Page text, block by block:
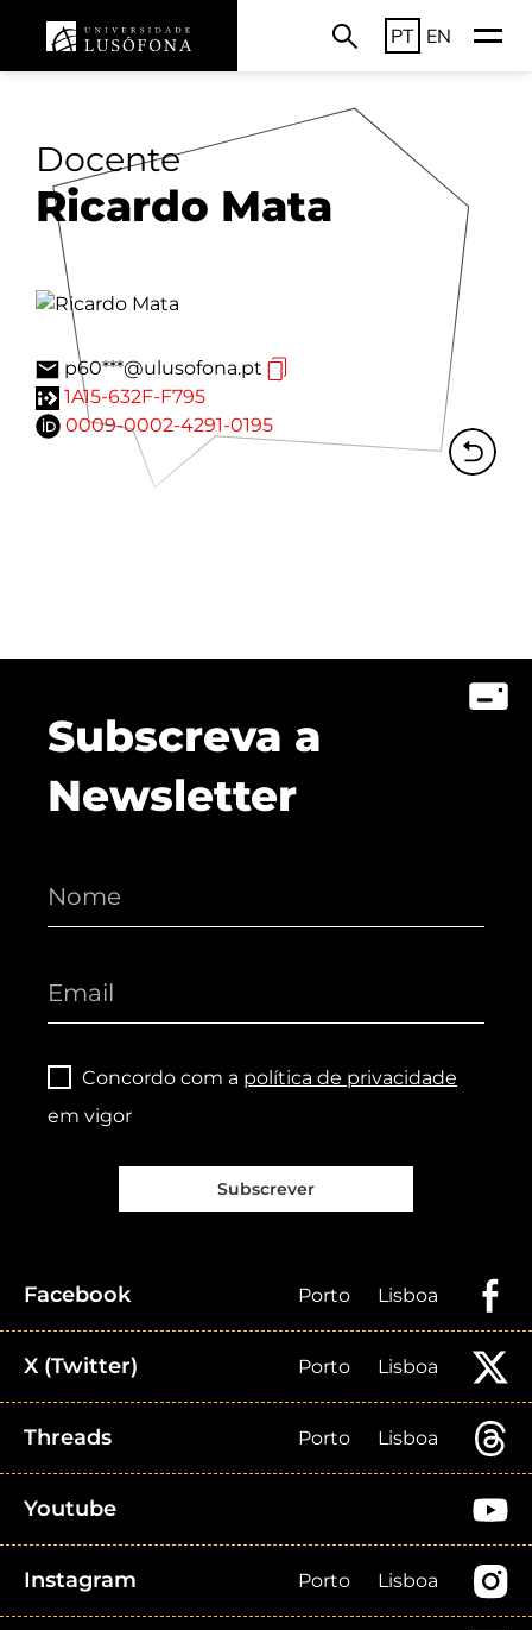
PT EN
Docente
Ricardo Mata
p60***@ulusofona.pt
1A15-632F-F795
0009-0002-4291-0195
Subscreva a
Newsletter
Concordo com a política de privacidade
em vigor
Subscrever
Facebook Porto Lisboa
X (Twitter) Porto Lisboa
Threads Porto Lisboa
Youtube
Instagram Porto Lisboa